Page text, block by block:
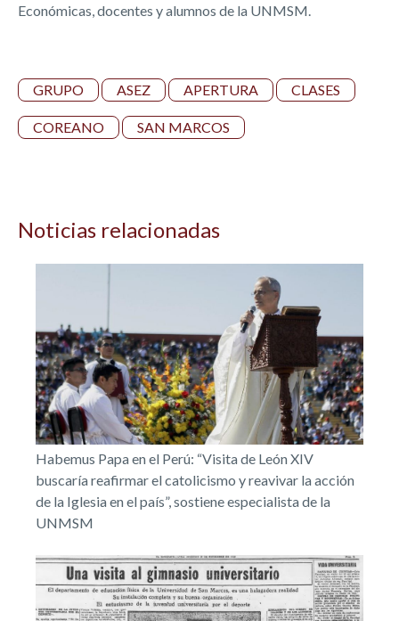
Económicas, docentes y alumnos de la UNMSM.
GRUPO ASEZ APERTURA CLASES
COREANO SAN MARCOS
Noticias relacionadas
Habemus Papa en el Perú: “Visita de León XIV
buscaría reafirmar el catolicismo y reavivar la acción
de la Iglesia en el país”, sostiene especialista de la
UNMSM